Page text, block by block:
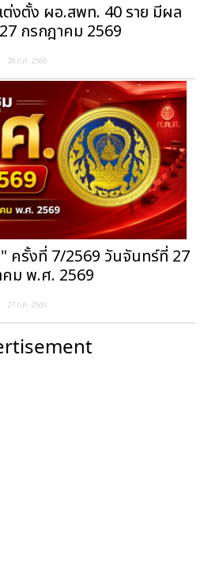
ต่งตั้ง ผอ.สพท. 40 ราย มีผล
กรกฎาคม 2569
28 ก.ค. 2569
ครั้งที่ 7/2569 วันจันทร์ที่ 27
คม พ.ศ. 2569
27 ก.ค. 2569